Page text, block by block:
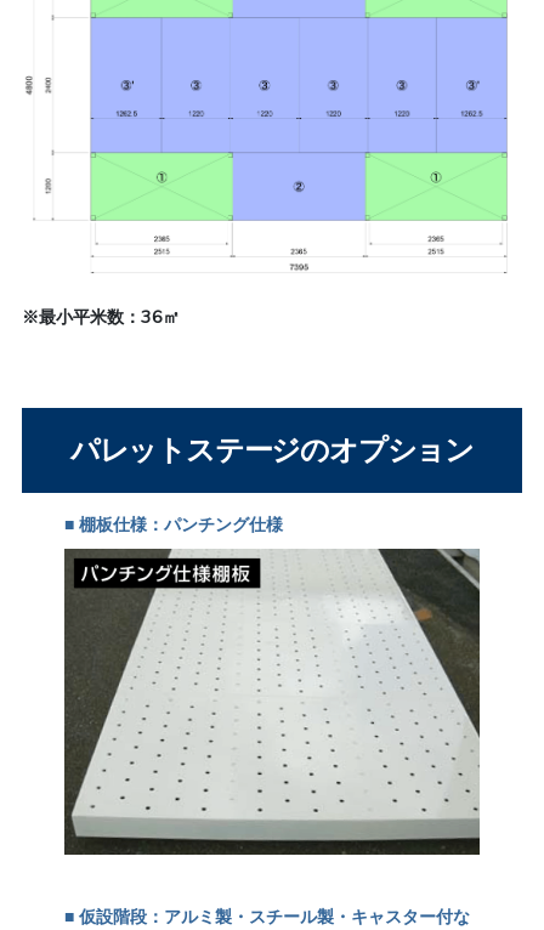
※最小平米数：36㎡
パレットステージのオプション
■ 棚板仕様：パンチング仕様
■ 仮設階段：アルミ製・スチール製・キャスター付な